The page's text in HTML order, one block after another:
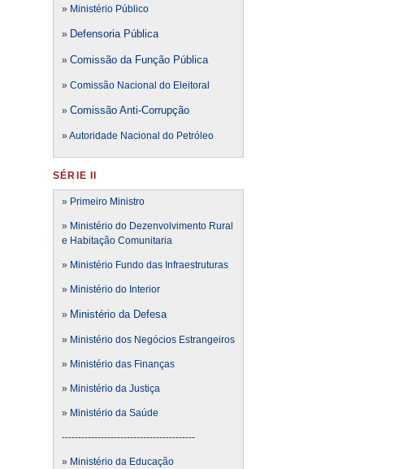
» Ministério Público
» Defensoria Pública
» Comissão da Função Pública
» Comissão Nacional do Eleitoral
» Comissão Anti-Corrupção
» Autoridade Nacional do Petróleo
SÉRIE II
» Primeiro Ministro
» Ministério do Dezenvolvimento Rural
e Habitação Comunitaria
» Ministério Fundo das Infraestruturas
» Ministério do Interior
» Ministério da Defesa
» Ministério dos Negócios Estrangeiros
» Ministério das Finanças
» Ministério da Justiça
» Ministério da Saúde
-----------------------------------------
» Ministério da Educação